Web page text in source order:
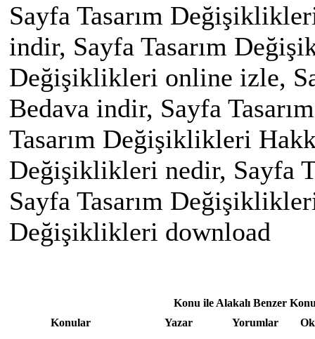
Sayfa Tasarım
indir, Sayfa Tasarım
Değişiklikleri online izle,
Bedava indir, Sayfa
Tasarım Değişiklikleri
Değişiklikleri nedir, Sayfa
Sayfa Tasarım
Değişiklikleri download
Konu ile Alakalı Benzer
Konular
Yazar Yorumlar